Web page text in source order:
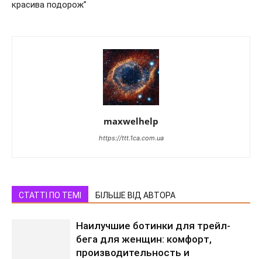
красива подорож”
maxwelhelp
https://ttt.1ca.com.ua
СТАТТІ ПО ТЕМІ БІЛЬШЕ ВІД АВТОРА
Наилучшие ботинки для трейл-
бега для женщин: комфорт,
производительность и